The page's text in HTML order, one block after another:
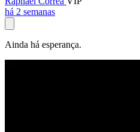
há 2 semanas
Ainda há esperança.